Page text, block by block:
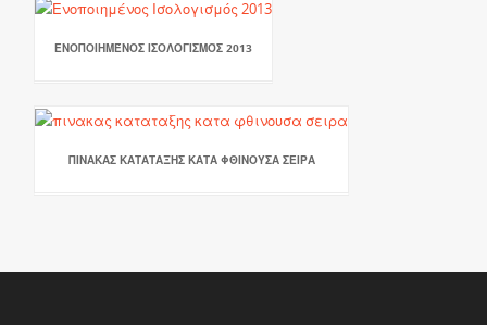
ΕΝΟΠΟΙΗΜΈΝΟΣ ΙΣΟΛΟΓΙΣΜΌΣ 2013
ΠΙΝΑΚΑΣ ΚΑΤΑΤΑΞΗΣ ΚΑΤΑ ΦΘΙΝΟΥΣΑ ΣΕΙΡΑ